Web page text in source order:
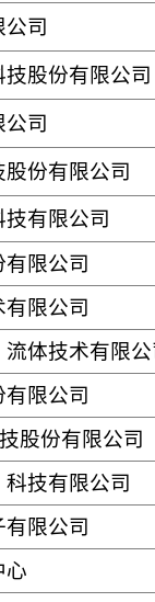
司
股份有限公司
司
份有限公司
有限公司
限公司
限公司
流体技术有限
限公司
股份有限公司
技有限公司
限公司
心